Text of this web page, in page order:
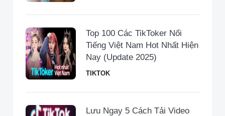
Top 100 Các TikToker Nổi
Tiếng Việt Nam Hot Nhất Hiện
Nay (Update 2025)
TIKTOK
Lưu Ngay 5 Cách Tải Video